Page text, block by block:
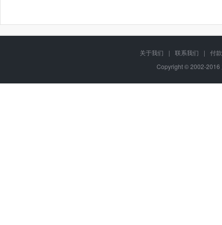
关于我们 | 联系我们 |
付
Copyright © 2002-